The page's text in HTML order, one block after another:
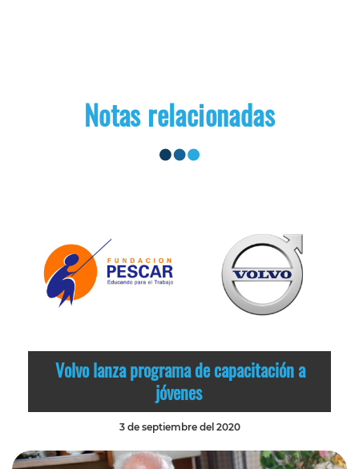
Notas relacionadas
Volvo lanza programa de capacitación a
jóvenes
3 de septiembre del 2020